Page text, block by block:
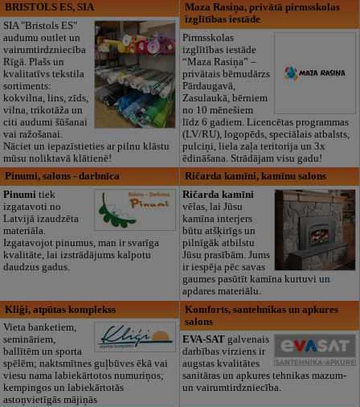
BRISTOLS ES, SIA
SIA "Bristols ES"
audumu outlet un
vairumtirdzniecība
Rīgā. Plašs un
kvalitatīvs tekstila
sortiments:
kokvilna, lins, zīds,
vilna, trikotāža un
citi audumi šūšanai
vai ražošanai.
Nāciet un iepazīstieties ar pilnu klāstu
mūsu noliktavā klātienē!
Maza Rasiņa, privātā pirmsskolas
izglītības iestāde
Pirmsskolas
izglītības iestāde
“Maza Rasiņa” –
privātais bērnudārzs
Pārdaugavā,
Zasulaukā, bērniem
no 10 mēnešiem
līdz 6 gadiem. Licencētas programmas
(LV/RU), logopēds, speciālais atbalsts,
pulciņi, liela zaļa teritorija un 3x
ēdināšana. Strādājam visu gadu!
Pinumi, salons - darbnīca
Pinumitiek
izgatavoti no
Latvijā izaudzēta
materiāla.
Izgatavojot pinumus, man ir svarīga
kvalitāte, lai izstrādājums kalpotu
daudzus gadus.
Ričarda kamīni, kamīnu salons
Ričarda kamīni
vēlas, lai Jūsu
kamīna interjers
būtu atšķirīgs un
pilnīgāk atbilstu
Jūsu prasībām. Jums
ir iespēja pēc savas
gaumes pasūtīt kamīna kurtuvi un
apdares materiālu.
Kliģi, atpūtas komplekss
Vieta banketiem,
semināriem,
ballītēm un sporta
spēlēm; naktsmītnes guļbūves ēkā vai
viesu nama labiekārtotos numuriņos;
kempingos un labiekārtotās
astoņvietīgās mājiņās
Komforts, santehnikas un apkures
salons
EVA-SAT galvenais
darbības virziens ir
augstas kvalitātes
sanitāras un apkures tehnikas mazum-
un vairumtirdzniecība.